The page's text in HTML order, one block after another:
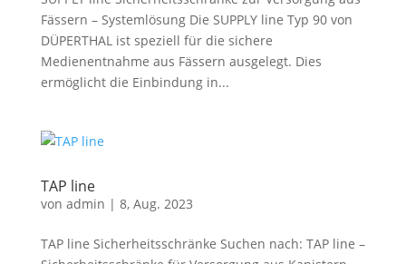
Fässern – Systemlösung Die SUPPLY line Typ 90 von
DÜPERTHAL ist speziell für die sichere
Medienentnahme aus Fässern ausgelegt. Dies
ermöglicht die Einbindung in...
TAP line
von admin | 8, Aug. 2023
TAP line Sicherheitsschränke Suchen nach: TAP line –